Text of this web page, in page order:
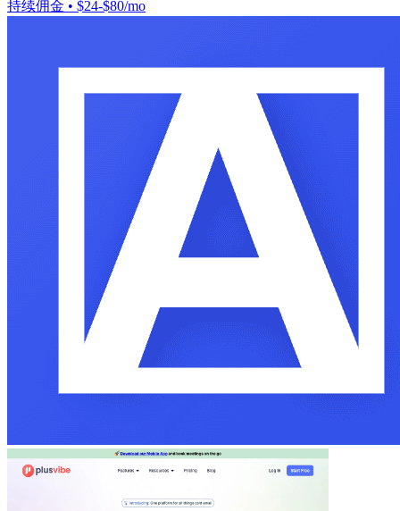
持续佣金 • $24-$80/mo